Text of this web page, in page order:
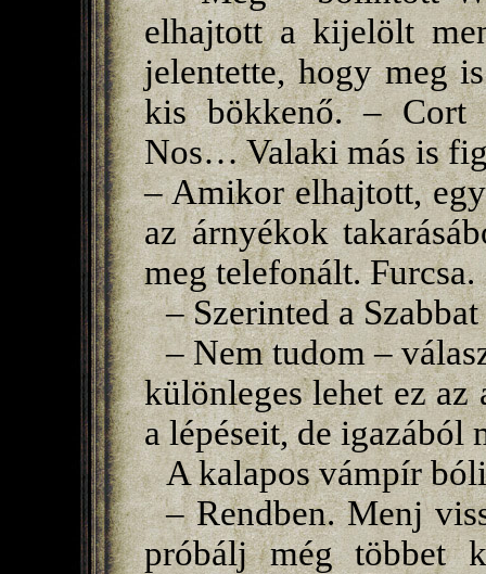
elhajtott a kijelölt
jelentette, hogy meg
kis bökkenő. – Cort
Nos… Valaki más is
– Amikor elhajtott,
az árnyékok
meg telefonált. Furcsa.
– Szerinted a
– Nem tudom –
különleges lehet ez
a lépéseit, de igazából
A kalapos vámpír
– Rendben. Menj
próbálj még többet